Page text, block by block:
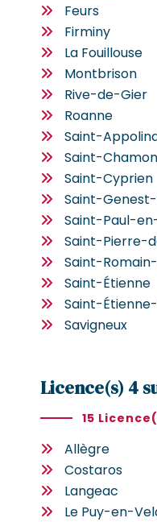
Feurs
Firminy
La Fouillouse
Montbrison
Rive-de-Gier
Roanne
Saint-
Saint-
Saint-Cyprien
Saint-
Saint-Paul-
Saint-Pierre-
Saint-
Saint-Étienne
Saint-
Savigneux
Licence(s) 4
15
Allègre
Costaros
Langeac
Le Puy-en-